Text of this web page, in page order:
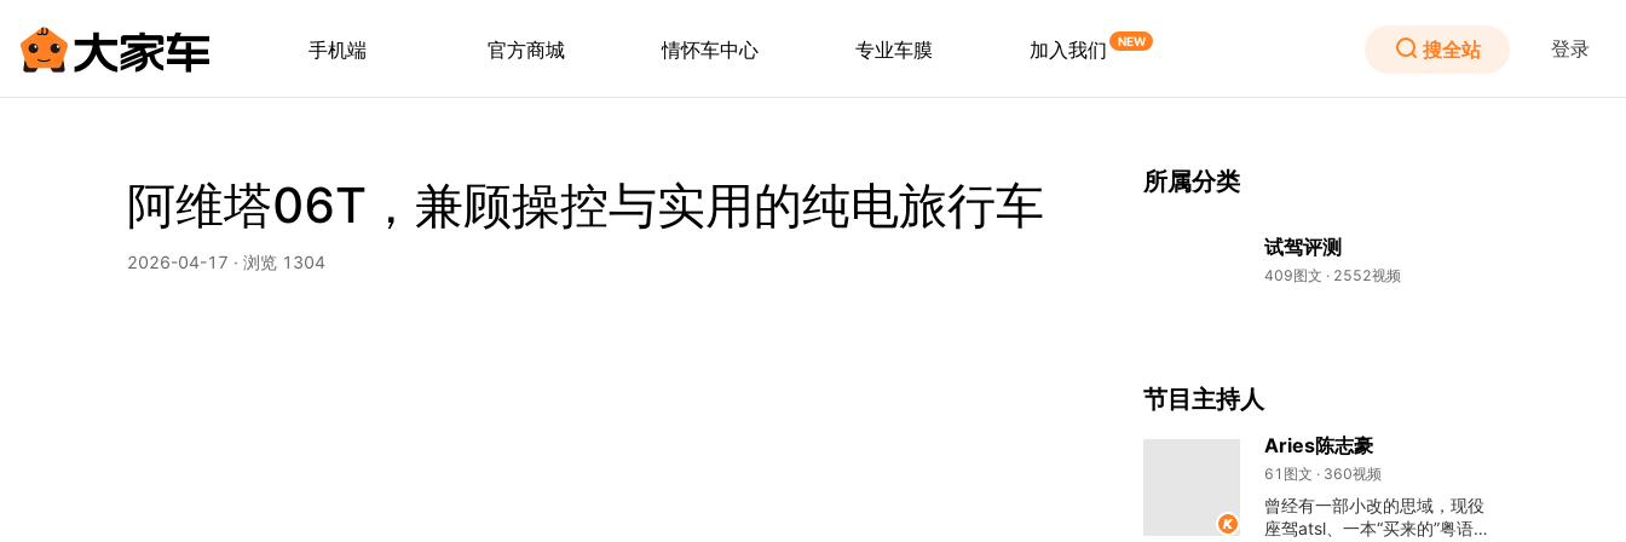
手机端 官方商城 情怀车中心 专业车膜 加入我们 搜全站 登录
阿维塔06T，兼顾操控与实用的纯电旅行车
2026-04-17 · 浏览 1304
所属分类
试驾评测
409图文 · 2552视频
节目主持人
Aries陈志豪
61图文 · 360视频
曾经有一部小改的思域，现役
座驾atsl、一本“买来的”粤语主